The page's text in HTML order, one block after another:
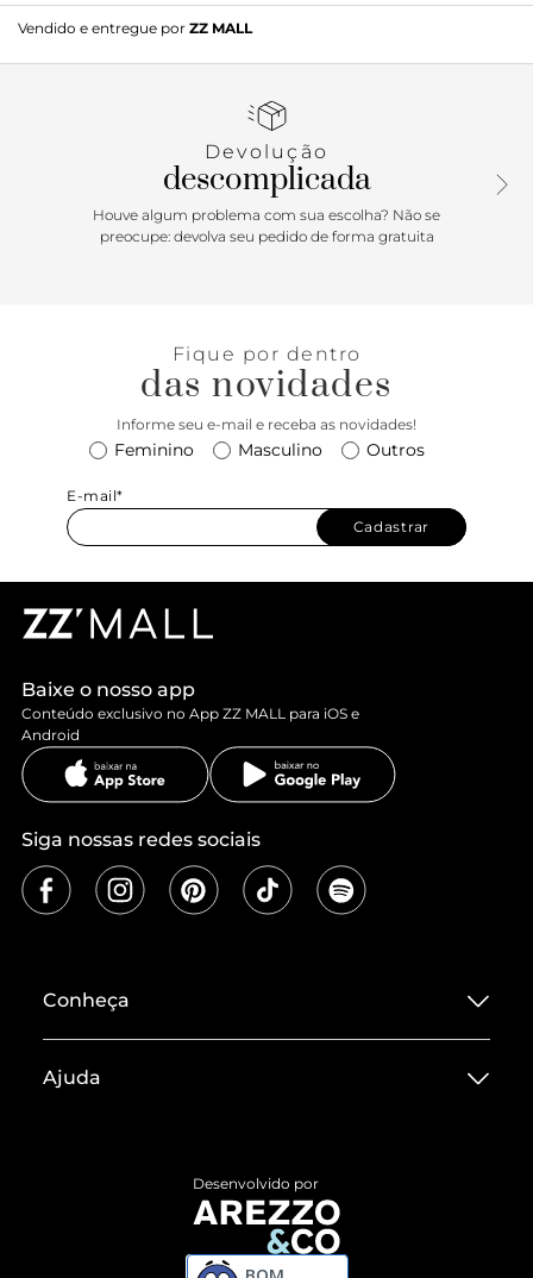
Vendido e entregue por ZZ MALL
Devolução
descomplicada
Houve algum problema com sua escolha? Não se
preocupe: devolva seu pedido de forma gratuita
Fique por dentro
das novidades
Informe seu e-mail e receba as novidades!
Feminino Masculino Outros
E-mail*
Cadastrar
Baixe o nosso app
Conteúdo exclusivo no App ZZ MALL para iOS e
Android
Siga nossas redes sociais
Conheça
Termos de Uso
ZZ MALL é confiável
Ajuda
Devolução do Produto
Compre pelo WhatsApp
Desenvolvido por